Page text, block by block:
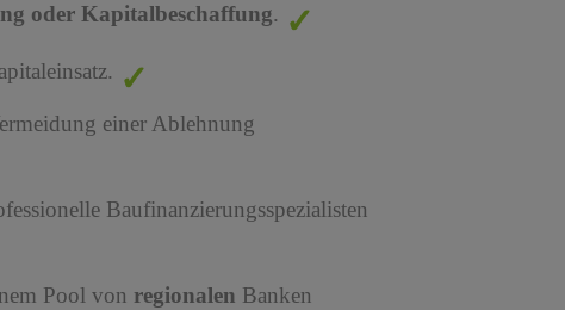
oder Kapitalbeschaffung.
einer Ablehnung
Baufinanzierungsspezialisten
Pool von regionalen Banken